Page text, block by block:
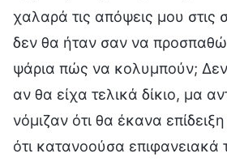
χαλαρά τις απόψεις μου στις
δεν θα ήταν σαν να
ψάρια πώς να κολυμπούν;
αν θα είχα τελικά δίκιο, μα
νόμιζαν ότι θα έκανα
ότι κατανοούσα επιφανειακά